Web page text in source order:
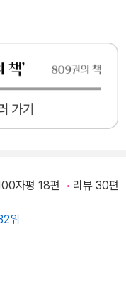
자평 18편 리뷰 30편
위